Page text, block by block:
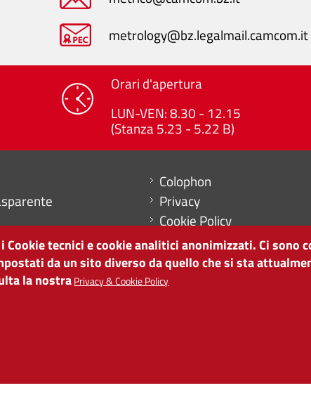
metrology@bz.legalmail.camcom.it
Orari d'apertura
LUN-VEN: 8.30 - 12.15
(Stanza 5.23 - 5.22 B)
Menu footer
Colophon
Privacy
Cookie Policy
Mappa del sito
Impostazioni cookie
DI BOLZANO
Bolzano
tecnici e cookie analitici anonimizzati. Ci sono
da un sito diverso da quello che si sta
la nostraPrivacy & Cookie Policy